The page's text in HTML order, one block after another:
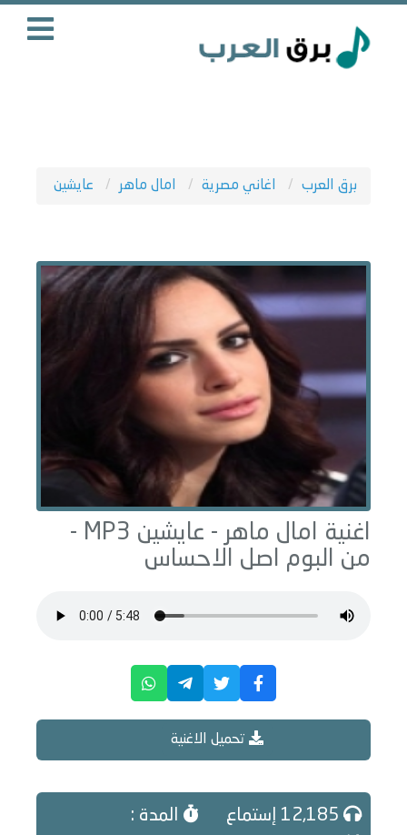
برق العرب اغاني مصرية امال ماهر عايشين
اغنية امال ماهر - عايشين
MP3 -
من البوم اصل الاحساس
تحميل الاغنية
المدة :